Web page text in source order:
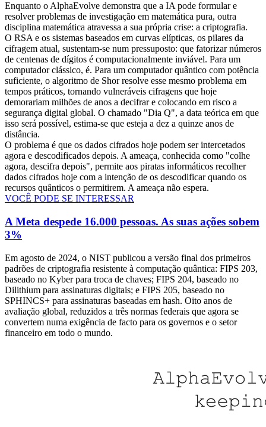
Enquanto o AlphaEvolve demonstra que a IA pode formular e
resolver problemas de investigação em matemática pura, outra
disciplina matemática atravessa a sua própria crise: a criptografia.
O RSA e os sistemas baseados em curvas elípticas, os pilares da
cifragem atual, sustentam-se num pressuposto: que fatorizar números
de centenas de dígitos é computacionalmente inviável. Para um
computador clássico, é. Para um computador quântico com potência
suficiente, o algoritmo de Shor resolve esse mesmo problema em
tempos práticos, tornando vulneráveis cifragens que hoje
demorariam milhões de anos a decifrar e colocando em risco a
segurança digital global. O chamado "Dia Q", a data teórica em que
isso será possível, estima-se que esteja a dez a quinze anos de
distância.
O problema é que os dados cifrados hoje podem ser intercetados
agora e descodificados depois. A ameaça, conhecida como "colhe
agora, descifra depois", permite aos piratas informáticos recolher
dados cifrados hoje com a intenção de os descodificar quando os
recursos quânticos o permitirem. A ameaça não espera.
VOCÊ PODE SE INTERESSAR
A Meta despede 16.000 pessoas. As suas ações sobem
3%
Em agosto de 2024, o NIST publicou a versão final dos primeiros
padrões de criptografia resistente à computação quântica: FIPS 203,
baseado no Kyber para troca de chaves; FIPS 204, baseado no
Dilithium para assinaturas digitais; e FIPS 205, baseado no
SPHINCS+ para assinaturas baseadas em hash. Oito anos de
avaliação global, reduzidos a três normas federais que agora se
convertem numa exigência de facto para os governos e o setor
financeiro em todo o mundo.